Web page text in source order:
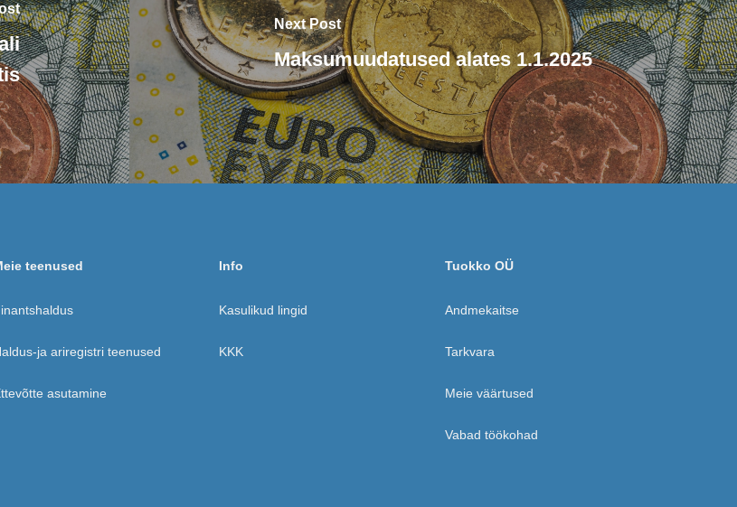
Next Post
Maksumuudatused alates 1.1.2025
teenused
ja ariregistri teenused
asutamine
Info
Kasulikud lingid
KKK
Tuokko OÜ
Andmekaitse
Tarkvara
Meie väärtused
Vabad töökohad